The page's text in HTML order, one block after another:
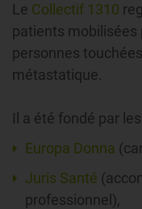
Le Collectif 1310
patients mobilisées
personnes
métastatique.
Il a été fondé par
Europa Donna
Juris Santé
professionnel),